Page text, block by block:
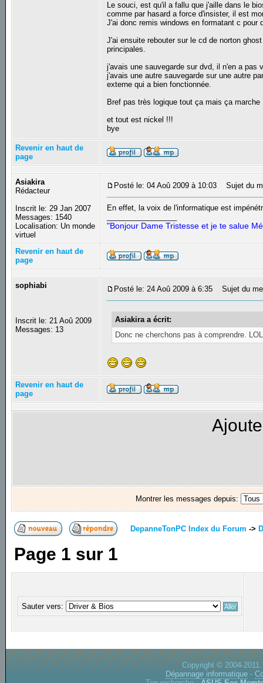
Le souci, est qu'il a fallu que j'aille dans le
comme par hasard a force d'insister, il est
J'ai donc remis windows en formatant c pour
J'ai ensuite rebouter sur le cd de norton
principales.
j'avais une sauvegarde sur dvd, il n'en a pas
j'avais une autre sauvegarde sur une autre
externe qui a bien fonctionnée.
Bref pas très logique tout ça mais ça marche
et tout est nickel !!!
bye
Revenir en haut de
page
Asiakira
Rédacteur
Inscrit le: 29 Jan 2007
Messages: 1540
Localisation: Un monde
virtuel
Posté le: 04 Aoû 2009 à 10:03 Sujet du
En effet, la voix de l'informatique est
"Bonjour Dame Tristesse et je te salue
Revenir en haut de
page
sophiabi
Inscrit le: 21 Aoû 2009
Messages: 13
Posté le: 24 Aoû 2009 à 6:35 Sujet du
Asiakira a écrit:
Donc ne cherchons pas à comprendre. LOL
Revenir en haut de
page
Montrer les messages depuis:
DepanneTonPC Index du Forum ->
Page 1 sur 1
Sauter vers:
Copyright © 2004-
Dépannage informatique -